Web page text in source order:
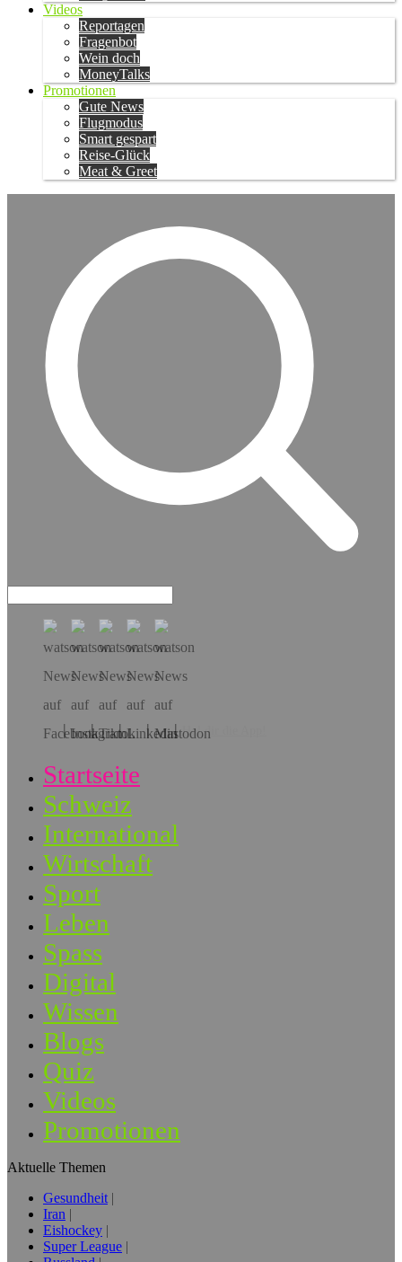
Videos
Reportagen
Fragenbot
Wein doch
MoneyTalks
Promotionen
Gute News
Flugmodus
Smart gespart
Reise-Glück
Meat & Greet
Hol dir die App!
Startseite
Schweiz
International
Wirtschaft
Sport
Leben
Spass
Digital
Wissen
Blogs
Quiz
Videos
Promotionen
Aktuelle Themen
Gesundheit
Iran
Eishockey
Super League